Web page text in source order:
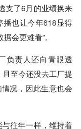
支了6月的业绩换来
播也让今年618显得
会更难看”。
负责人还向青眼透
至今还没去工厂提
况，因此生意也会
往年一样，维持着